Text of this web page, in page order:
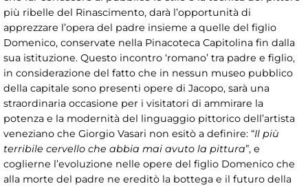
più ribelle del Rinascimento, darà l’opportunità di
apprezzare l’opera del padre insieme a quelle del figlio
Domenico, conservate nella Pinacoteca Capitolina fin dalla
sua istituzione. Questo incontro ‘romano’ tra padre e figlio,
in considerazione del fatto che in nessun museo pubblico
della capitale sono presenti opere di Jacopo, sarà una
straordinaria occasione per i visitatori di ammirare la
potenza e la modernità del linguaggio pittorico dell’artista
veneziano che Giorgio Vasari non esitò a definire: “Il più
terribile cervello che abbia mai avuto la pittura”, e
coglierne l’evoluzione nelle opere del figlio Domenico che
alla morte del padre ne ereditò la bottega e il futuro della